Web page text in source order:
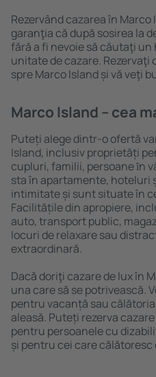
Rezervând cazarea în
garanţia că după sosirea la
fără a fi nevoie să căutaţi
unitate de cazare.
spre Marco Island și vă veţi
Marco Island – cea
Puteți alege dintr-o ofertă
Island, inclusiv proprietăți
cupluri, familii, persoane ȋn
sta în apartamente, hoteluri
intimitate și sunt situate în
Facilitățile din apropiere,
auto, transport public,
locuri de relaxare sau
extraordinară.
Dacă doriţi cazare de lux în
una care să se potrivească.
pentru vacanță sau
aleasă. Puteți rezerva
pentru persoanele cu
și pentru cei care